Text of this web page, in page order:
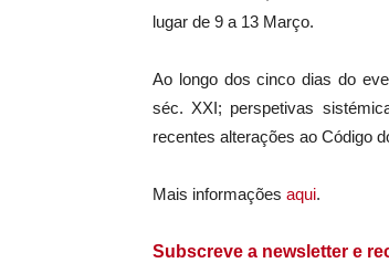
lugar de 9 a 13 Março.
Ao longo dos cinco dias do
séc. XXI; perspetivas
recentes alterações ao Código
Mais informações aqui.
Subscreve a newsletter e